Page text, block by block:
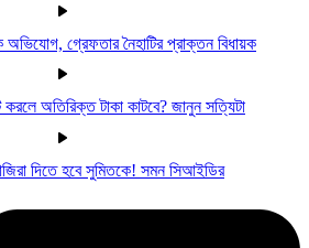
অভিযোগ, গ্রেফতার নৈহাটির প্রাক্তন বিধায়ক
অতিরিক্ত টাকা কাটবে? জানুন সত্যিটা
দিতে হবে সুমিতকে! সমন সিআইডির